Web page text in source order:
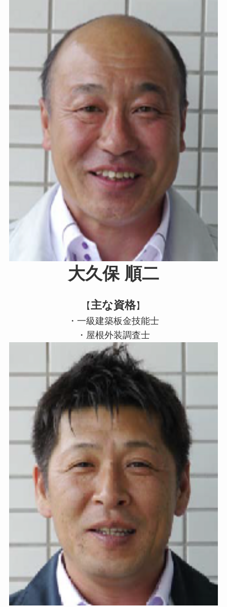
大久保 順二
【主な資格】
・一級建築板金技能士
・屋根外装調査士